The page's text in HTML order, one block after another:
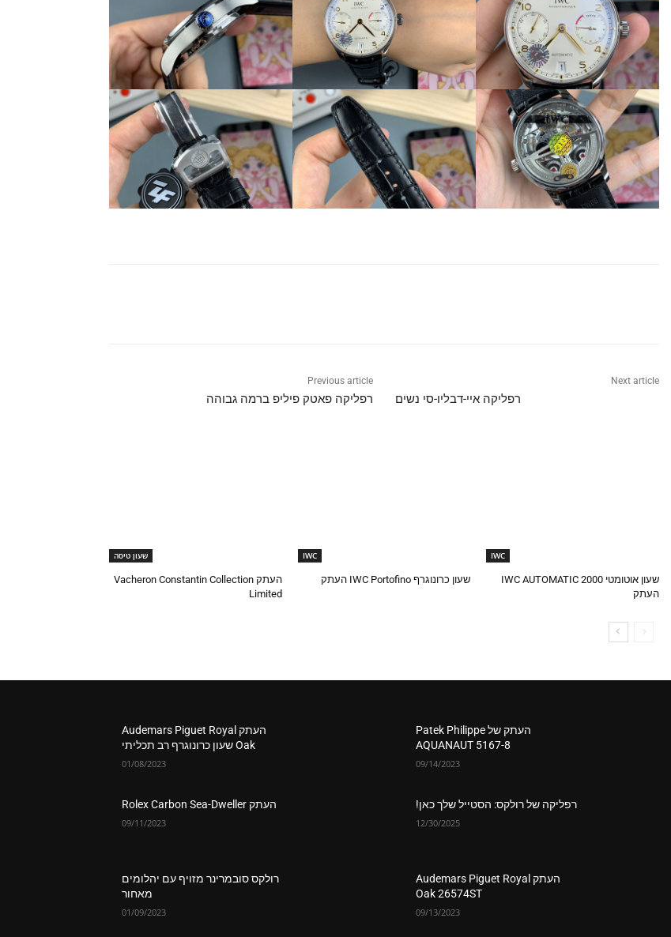
Previous article
רפליקה פאטק פיליפ ברמה גבוהה
Next article
רפליקה איי-דבליו-סי נשים
IWC
שעון אוטומטי IWC AUTOMATIC 2000
העתק
IWC
שעון כרונוגרף IWC Portofino העתק
שעון טיסה
העתק Vacheron Constantin Collection
Limited
העתק Audemars Piguet Royal
Oak שעון כרונוגרף רב תכליתי
01/08/2023
העתק Rolex Carbon Sea-Dweller
09/11/2023
רולקס סובמרינר מזויף עם יהלומים
מאחור
01/09/2023
העתק של Patek Philippe
AQUANAUT 5167-8
09/14/2023
רפליקה של רולקס: הסטייל שלך כאן!
12/30/2025
העתק Audemars Piguet Royal
Oak 26574ST
09/13/2023